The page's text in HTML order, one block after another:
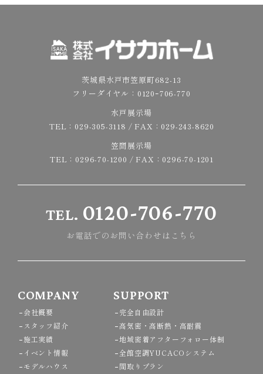
茨城県水戸市笠原町682-13
フリーダイヤル： 0120ｰ706-770
水戸展示場
TEL： 029-305-3118 / FAX：029-243-8620
笠間展示場
TEL： 0296-70-1200 / FAX：0296-70-1201
TEL. 0120-706-770
お電話でのお問い合わせはこちら
COMPANY
会社概要
スタッフ紹介
施工実績
イベント情報
モデルハウス
SUPPORT
完全自由設計
高気密・高断熱・高耐震
地域密着アフターフォロー体制
全館空調YUCACOシステム
間取りプラン